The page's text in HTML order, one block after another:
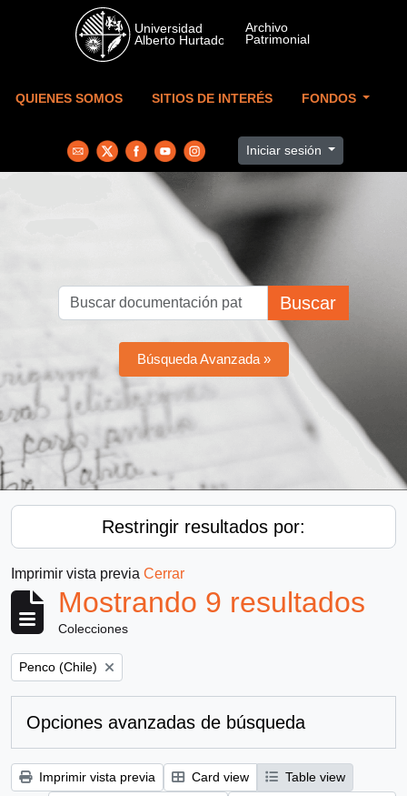
Skip to main content
QUIENES SOMOS SITIOS DE INTERÉS FONDOS
Iniciar sesión
Buscar
Búsqueda Avanzada »
Restringir resultados por:
Imprimir vista previa Cerrar
Mostrando 9 resultados
Colecciones
Remove filter:
Penco (Chile)
Opciones avanzadas de búsqueda
Imprimir vista previa Card view
Table view